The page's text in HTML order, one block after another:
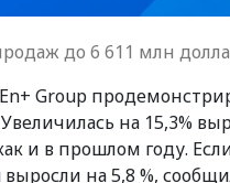
до 6 611 млн
Group
на 15,3%
и в прошлом году.
на 5,8 %,